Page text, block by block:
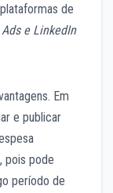
de
e LinkedIn
Em
e publicar
pois pode
período de